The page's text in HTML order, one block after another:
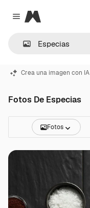
Close menu
Magnific
Crea una imagen con IA
Fotos De Especias
Fotos